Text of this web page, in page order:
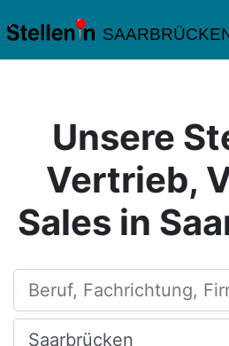
Unsere
Vertrieb,
Sales in
Beruf, Fachrichtung, Firma
Ort, Stadt